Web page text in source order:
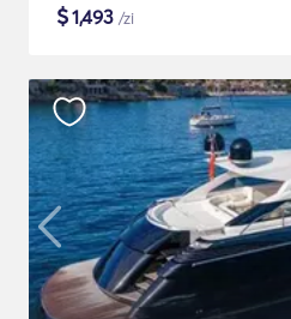
$1,493 /zi